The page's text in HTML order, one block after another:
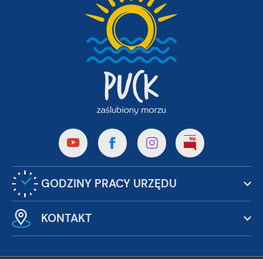
GODZINY PRACY URZĘDU
KONTAKT